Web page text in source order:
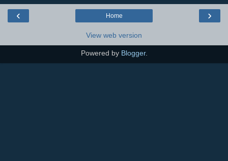
‹ ›
Home
View web version
Powered by Blogger.